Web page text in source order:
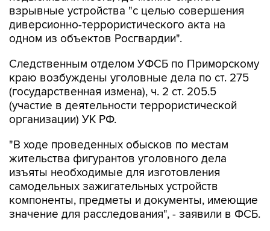
взрывные устройства "с целью совершения
диверсионно-террористического акта на
одном из объектов Росгвардии".
Следственным отделом УФСБ по Приморскому
краю возбуждены уголовные дела по ст. 275
(государственная измена), ч. 2 ст. 205.5
(участие в деятельности террористической
организации) УК РФ.
"В ходе проведенных обысков по местам
жительства фигурантов уголовного дела
изъяты необходимые для изготовления
самодельных зажигательных устройств
компоненты, предметы и документы, имеющие
значение для расследования", - заявили в ФСБ.